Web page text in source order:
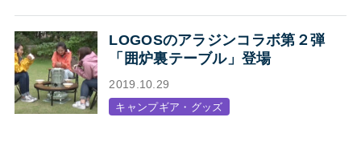
LOGOSのアラジンコラボ第２弾
「囲炉裏テーブル」登場
2019.10.29
キャンプギア・グッズ